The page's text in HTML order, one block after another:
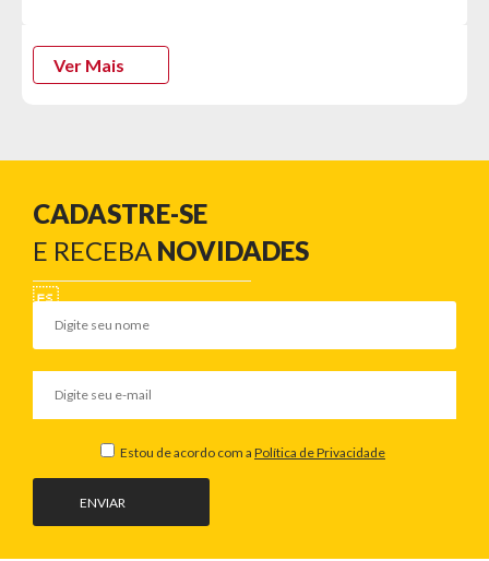
Ver Mais
CADASTRE-SE
E RECEBA NOVIDADES
ENVIAR
Estou de acordo com a Política de Privacidade